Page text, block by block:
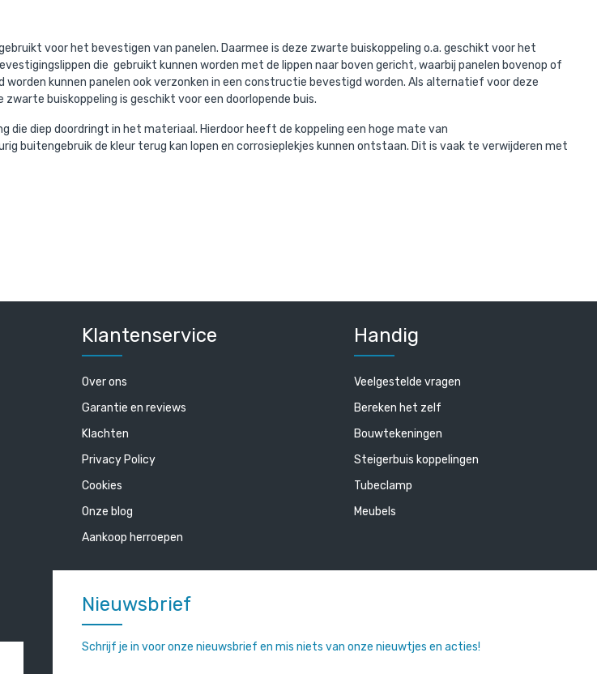
voor het bevestigen van panelen. Daarmee is deze zwarte buiskoppeling o.a. geschikt voor het
die gebruikt kunnen worden met de lippen naar boven gericht, waarbij panelen bovenop of
kunnen panelen ook verzonken in een constructie bevestigd worden. Als alternatief voor deze
zwarte buiskoppeling is geschikt voor een doorlopende buis.
diep doordringt in het materiaal. Hierdoor heeft de koppeling een hoge mate van
buitengebruik de kleur terug kan lopen en corrosieplekjes kunnen ontstaan. Dit is vaak te verwijderen met
vaak gecombineerd met:
Nieuwsbrief
Schrijf je in voor onze nieuwsbrief en mis niets van onze nieuwtjes en acties!
Klantenservice
Over ons
Garantie en reviews
Klachten
Privacy Policy
Cookies
Onze blog
Aankoop herroepen
Handig
Veelgestelde vragen
Bereken het zelf
Bouwtekeningen
Steigerbuis koppelingen
Tubeclamp
Meubels